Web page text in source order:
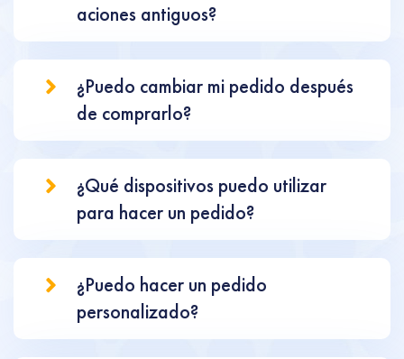
aciones antiguos?
¿Puedo cambiar mi pedido después
de comprarlo?
¿Qué dispositivos puedo utilizar
para hacer un pedido?
¿Puedo hacer un pedido
personalizado?